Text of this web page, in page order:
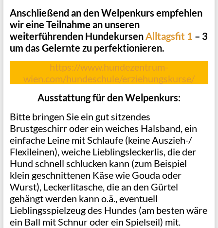
Anschließend an den Welpenkurs empfehlen
wir eine Teilnahme an unseren
weiterführenden HundekursenAlltagsfit 1 – 3
um das Gelernte zu perfektionieren.
https://www.hundezentrum-
wien.com/hundeschule/erziehungskurse/
Ausstattung für den Welpenkurs:
Bitte bringen Sie ein gut sitzendes
Brustgeschirr oder ein weiches Halsband, ein
einfache Leine mit Schlaufe (keine Auszieh-/
Flexileinen), weiche Lieblingsleckerlis, die der
Hund schnell schlucken kann (zum Beispiel
klein geschnittenen Käse wie Gouda oder
Wurst), Leckerlitasche, die an den Gürtel
gehängt werden kann o.ä., eventuell
Lieblingsspielzeug des Hundes (am besten wäre
ein Ball mit Schnur oder ein Spielseil) mit.